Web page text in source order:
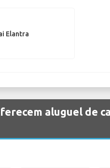
Elantra
aluguel de